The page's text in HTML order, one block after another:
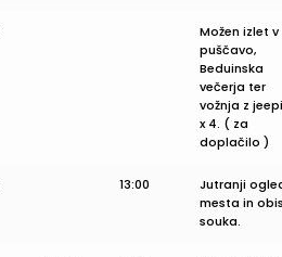
Možen izlet v
puščavo,
Beduinska
večerja ter
vožnja z
x 4. ( za
doplačilo )
13:00
Jutranji
mesta in
souka.